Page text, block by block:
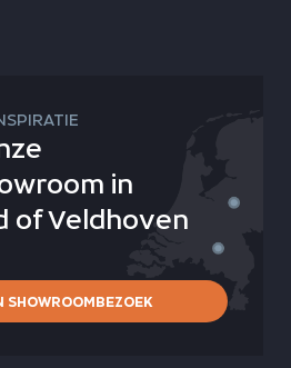
in
of Veldhoven
SHOWROOMBEZOEK